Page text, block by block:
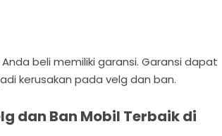
beli memiliki garansi. Garansi dapat
kerusakan pada velg dan ban.
dan Ban Mobil Terbaik di